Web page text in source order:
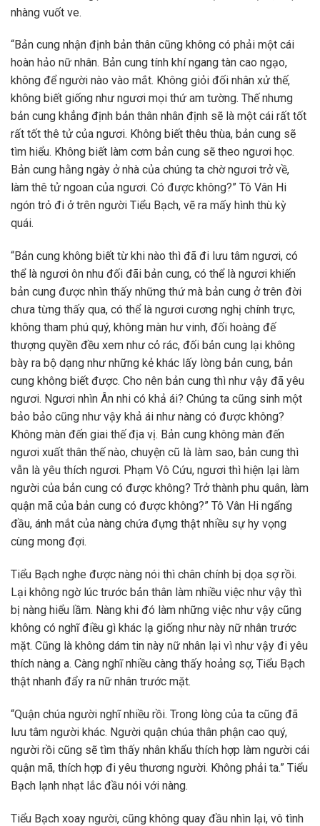
nhàng vuốt ve.
“Bản cung nhận định bản thân cũng không có phải một cái
hoàn hảo nữ nhân. Bản cung tính khí ngang tàn cao ngạo,
không để người nào vào mắt. Không giỏi đối nhân xử thế,
không biết giống như ngươi mọi thứ am tường. Thế nhưng
bản cung khẳng định bản thân nhân định sẽ là một cái rất tốt
rất tốt thê tử của ngươi. Không biết thêu thùa, bản cung sẽ
tìm hiểu. Không biết làm cơm bản cung sẽ theo ngươi học.
Bản cung hằng ngày ở nhà của chúng ta chờ ngươi trở về,
làm thê tử ngoan của ngươi. Có được không?” Tô Vân Hi
ngón trỏ đi ở trên người Tiểu Bạch, vẽ ra mấy hình thù kỳ
quái.
“Bản cung không biết từ khi nào thì đã đi lưu tâm ngươi, có
thể là ngươi ôn nhu đối đãi bản cung, có thể là ngươi khiến
bản cung được nhìn thấy những thứ mà bản cung ở trên đời
chưa từng thấy qua, có thể là ngươi cương nghị chính trực,
không tham phú quý, không màn hư vinh, đối hoàng đế
thượng quyền đều xem như cỏ rác, đối bản cung lại không
bày ra bộ dạng như những kẻ khác lấy lòng bản cung, bản
cung không biết được. Cho nên bản cung thì như vậy đã yêu
ngươi. Ngươi nhìn Ân nhi có khả ái? Chúng ta cũng sinh một
bảo bảo cũng như vậy khả ái như nàng có được không?
Không màn đến giai thế địa vị. Bản cung không màn đến
ngươi xuất thân thế nào, chuyện cũ là làm sao, bản cung thì
vẫn là yêu thích ngươi. Phạm Vô Cứu, ngươi thì hiện lại làm
người của bản cung có được không? Trở thành phu quân, làm
quận mã của bản cung có được không?” Tô Vân Hi ngẩng
đầu, ánh mắt của nàng chứa đựng thật nhiều sự hy vọng
cùng mong đợi.
Tiểu Bạch nghe được nàng nói thì chân chính bị dọa sợ rồi.
Lại không ngờ lúc trước bản thân làm nhiều việc như vậy thì
bị nàng hiểu lầm. Nàng khi đó làm những việc như vậy cũng
không có nghĩ điều gì khác lạ giống như này nữ nhân trước
mặt. Cũng là không dám tin này nữ nhân lại vì như vậy đi yêu
thích nàng a. Càng nghĩ nhiều càng thấy hoảng sợ, Tiểu Bạch
thật nhanh đẩy ra nữ nhân trước mặt.
“Quận chúa người nghĩ nhiều rồi. Trong lòng của ta cũng đã
lưu tâm người khác. Người quận chúa thân phận cao quý,
người rồi cũng sẽ tìm thấy nhân khẩu thích hợp làm người cái
quận mã, thích hợp đi yêu thương người. Không phải ta.” Tiểu
Bạch lạnh nhạt lắc đầu nói với nàng.
Tiểu Bạch xoay người, cũng không quay đầu nhìn lại, vô tình